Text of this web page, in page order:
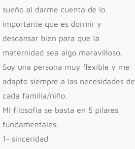
sueño al darme cuenta de lo
importante que es dormir y
descansar bien para que la
maternidad sea algo maravilloso.
Soy una persona muy flexible y me
adapto siempre a las necesidades de
cada familia/niño.
Mi filosofía se basta en 5 pilares
fundamentales:
1- sinceridad